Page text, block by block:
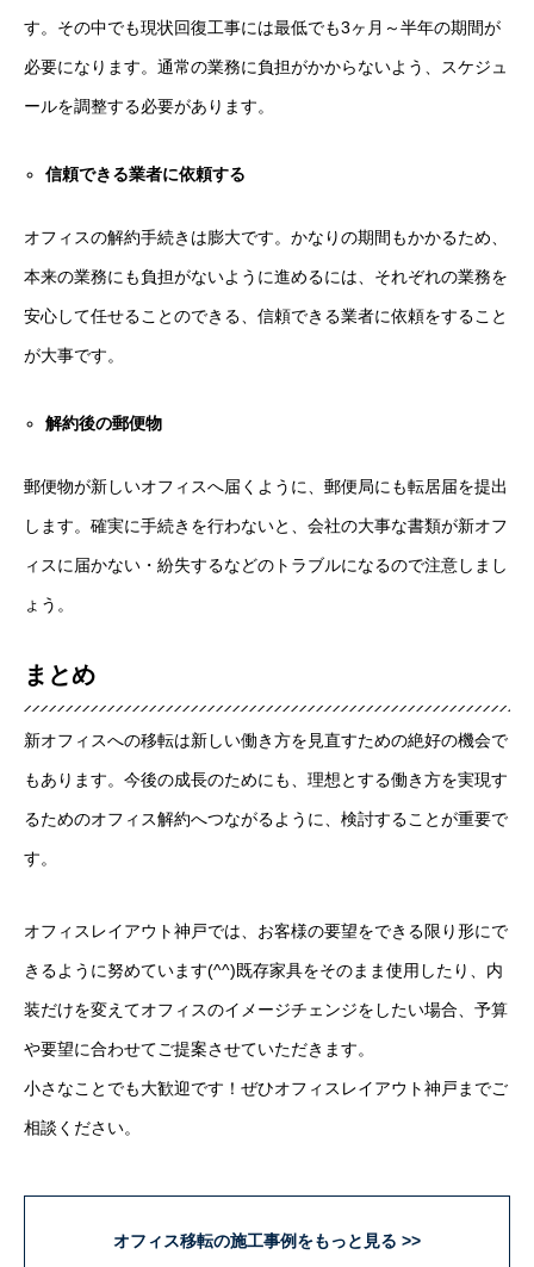
す。その中でも現状回復工事には最低でも3ヶ月～半年の期間が
必要になります。通常の業務に負担がかからないよう、スケジュ
ールを調整する必要があります。
信頼できる業者に依頼する
オフィスの解約手続きは膨大です。かなりの期間もかかるため、
本来の業務にも負担がないように進めるには、それぞれの業務を
安心して任せることのできる、信頼できる業者に依頼をすること
が大事です。
解約後の郵便物
郵便物が新しいオフィスへ届くように、郵便局にも転居届を提出
します。確実に手続きを行わないと、会社の大事な書類が新オフ
ィスに届かない・紛失するなどのトラブルになるので注意しまし
ょう。
まとめ
新オフィスへの移転は新しい働き方を見直すための絶好の機会で
もあります。今後の成長のためにも、理想とする働き方を実現す
るためのオフィス解約へつながるように、検討することが重要で
す。
オフィスレイアウト神戸では、お客様の要望をできる限り形にで
きるように努めています(^^)既存家具をそのまま使用したり、内
装だけを変えてオフィスのイメージチェンジをしたい場合、予算
や要望に合わせてご提案させていただきます。
小さなことでも大歓迎です！ぜひオフィスレイアウト神戸までご
相談ください。
オフィス移転の施工事例をもっと見る